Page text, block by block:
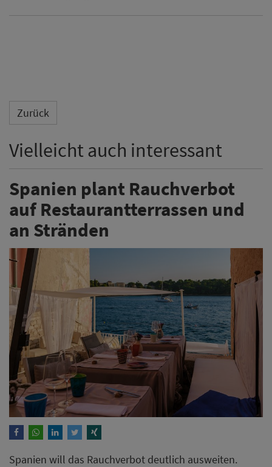
Zurück
Vielleicht auch interessant
Spanien plant Rauchverbot
auf Restaurantterrassen und
an Stränden
Spanien will das Rauchverbot deutlich ausweiten.